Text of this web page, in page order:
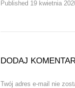
Published 19 kwietnia
DODAJ
Twój adres e-mail nie